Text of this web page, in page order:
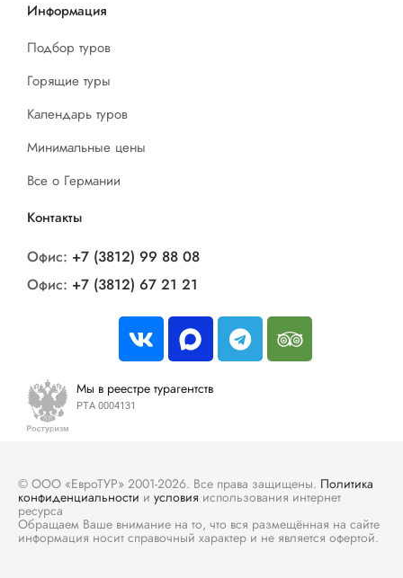
Информация
Подбор туров
Горящие туры
Календарь туров
Минимальные цены
Все о Германии
Контакты
Офис: +7 (3812) 99 88 08
Офис: +7 (3812) 67 21 21
Мы в реестре турагентств
РТА 0004131
© ООО «ЕвроТУР» 2001-2026. Все права защищены. Политика
конфиденциальности и условия использования интернет
ресурса
Обращаем Ваше внимание на то, что вся размещённая на сайте
информация носит справочный характер и не является офертой.